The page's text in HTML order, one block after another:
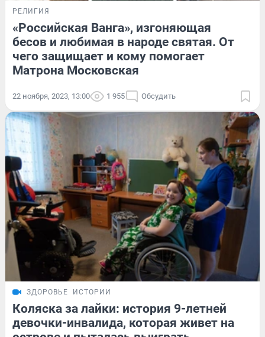
РЕЛИГИЯ
«Российская Ванга», изгоняющая
бесов и любимая в народе святая. От
чего защищает и кому помогает
Матрона Московская
22 ноября, 2023, 13:00 1 955 Обсудить
ЗДОРОВЬЕ ИСТОРИИ
Коляска за лайки: история 9-летней
девочки-инвалида, которая живет на